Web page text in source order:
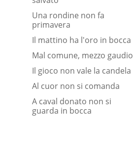
Una rondine non fa
primavera
Il mattino ha l'oro in bocca
Mal comune, mezzo gaudio
Il gioco non vale la candela
Al cuor non si comanda
A caval donato non si
guarda in bocca